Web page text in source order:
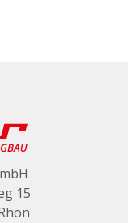
15